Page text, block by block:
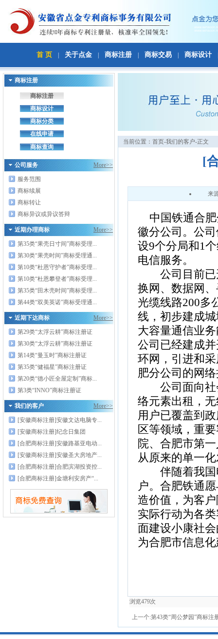
首 页 关于点金 商标注册 商标交易 商标设计
商标注册
商标注册
商标设计
商标分类
在线申请
商标查询
公司服务 More>>
服务范围
商标续展
商标转让
商标异议或异议答辩
近期办理商标 More>>
第35类“果壳日寸间”商标受理...
第30类“果壳时间”商标受理通...
第10类“杜恩守护者”商标受理...
第10类“杜恩攀登者”商标受理...
第35类“田木壳时间”商标受理...
第44类“双美英诺”商标受理通...
近期下达商标 More>>
第29类“太浮云耕”商标注册证
第30类“太浮云耕”商标注册证
第14类“曼玉时”商标注册证
第35类“健福星”商标注册证
第20类“德小匠全屋定制”商标...
第3类“INNO”商标注册证
我们的客户 More>>
[安徽商标注册]安徽文达电脑专...
[安徽商标注册]纪念日集团
[合肥商标注册]安徽路基亚电动...
[安徽商标注册]安徽圣大房地产...
[合肥商标注册]合肥滨湖投资控...
[合肥商标注册]金塘利安房产“...
当前位置： 首页-我们的客户-正文
[
来
中国铁通合肥
徽分公司。公
设9个分局和1
电信服务。
公司目前已
换网、数据网
光缆线路200多
线，初步建成
大容量通信业
公司已经建成
环网，引进和
肥分公司的网
公司面向社
络元素出租，
用户已覆盖到
区等领域，重
院、合肥市第
从原来的单一
伴随着我国
户。合肥铁通
造价值，为客
实际行动为各
面建设小康社
为合肥市信息
浏览479次
上一个:第43类“周公梦园”商标注